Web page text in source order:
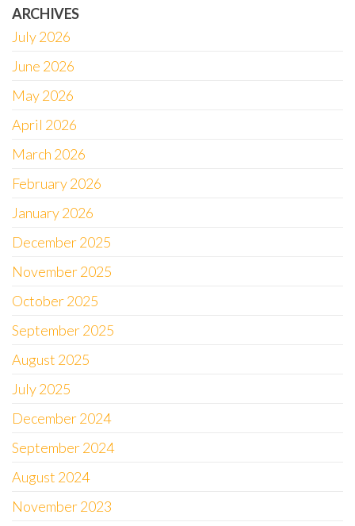
ARCHIVES
July 2026
June 2026
May 2026
April 2026
March 2026
February 2026
January 2026
December 2025
November 2025
October 2025
September 2025
August 2025
July 2025
December 2024
September 2024
August 2024
November 2023